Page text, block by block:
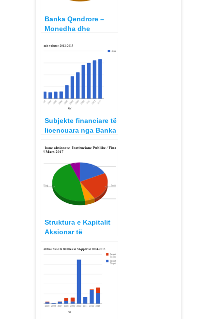
Banka Qendrore –
Monedha dhe
qarkullim në RSh
Subjekte financiare të
licencuara nga Banka
2013
Struktura e Kapitalit
Aksionar të
Financiare Jo-Banka
në Shqipëri – Ekstrakt